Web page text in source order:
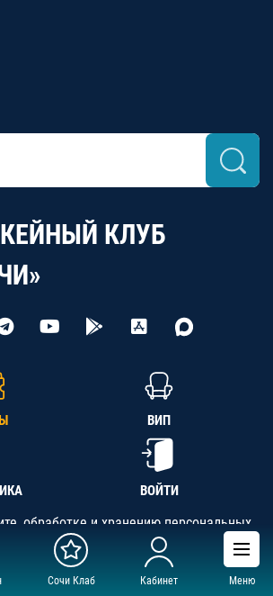
Сочи Клаб Кабинет Меню
КЛУБ
ВИП
ВОЙТИ
обработке и хранению персональных
данных
Регион», ОГРН 1142300002349,